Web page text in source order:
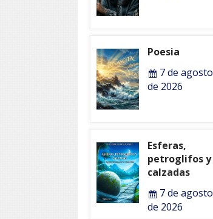
Poesia
7 de agosto
de 2026
Esferas,
petroglifos y
calzadas
7 de agosto
de 2026